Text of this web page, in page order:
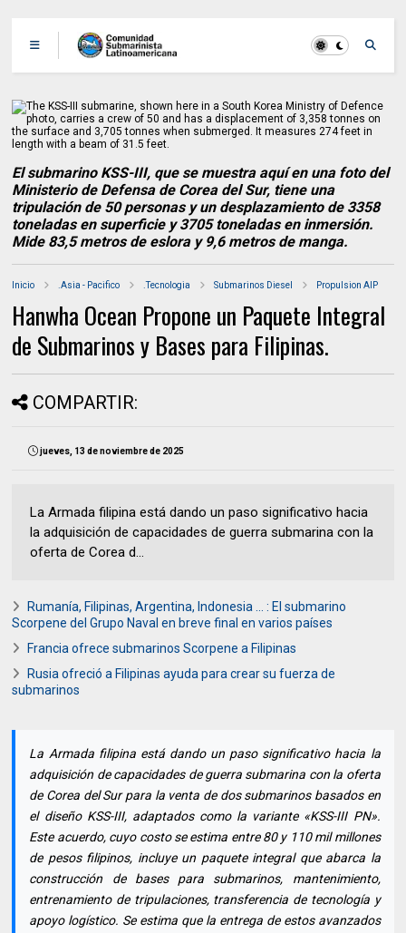
El submarino KSS-III, que se muestra aquí en una foto del
Ministerio de Defensa de Corea del Sur, tiene una
tripulación de 50 personas y un desplazamiento de 3358
toneladas en superficie y 3705 toneladas en inmersión.
Mide 83,5 metros de eslora y 9,6 metros de manga.
Inicio .Asia - Pacifico .Tecnologia Submarinos Diesel Propulsion AIP
Hanwha Ocean Propone un Paquete Integral
de Submarinos y Bases para Filipinas.
COMPARTIR:
jueves, 13 de noviembre de 2025
La Armada filipina está dando un paso significativo hacia
la adquisición de capacidades de guerra submarina con la
oferta de Corea d...
Rumanía, Filipinas, Argentina, Indonesia ... : El submarino
Scorpene del Grupo Naval en breve final en varios países
Francia ofrece submarinos Scorpene a Filipinas
Rusia ofreció a Filipinas ayuda para crear su fuerza de
submarinos
La Armada filipina está dando un paso significativo hacia la
adquisición de capacidades de guerra submarina con la oferta
de Corea del Sur para la venta de dos submarinos basados ​​en
el diseño KSS-III, adaptados como la variante «KSS-III PN».
Este acuerdo, cuyo costo se estima entre 80 y 110 mil millones
de pesos filipinos, incluye un paquete integral que abarca la
construcción de bases para submarinos, mantenimiento,
entrenamiento de tripulaciones, transferencia de tecnología y
apoyo logístico. Se estima que la entrega de estos avanzados